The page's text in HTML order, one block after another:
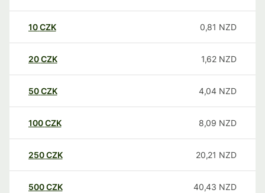
10CZK 0,81 NZD
20CZK 1,62 NZD
50CZK 4,04 NZD
100CZK 8,09 NZD
250CZK 20,21 NZD
500CZK 40,43 NZD